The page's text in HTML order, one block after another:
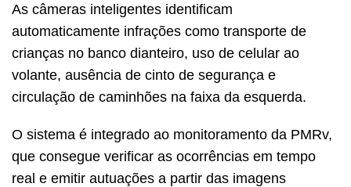
As câmeras inteligentes identificam
automaticamente infrações como transporte de
crianças no banco dianteiro, uso de celular ao
volante, ausência de cinto de segurança e
circulação de caminhões na faixa da esquerda.
O sistema é integrado ao monitoramento da PMRv,
que consegue verificar as ocorrências em tempo
real e emitir autuações a partir das imagens